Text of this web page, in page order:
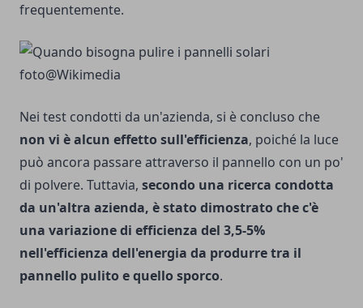
frequentemente.
foto@Wikimedia
Nei test condotti da un'azienda, si è concluso che
non vi è alcun effetto sull'efficienza, poiché la luce
può ancora passare attraverso il pannello con un po'
di polvere. Tuttavia, secondo una ricerca condotta
da un'altra azienda, è stato dimostrato che c'è
una variazione di efficienza del 3,5-5%
nell'efficienza dell'energia da produrre tra il
pannello pulito e quello sporco.